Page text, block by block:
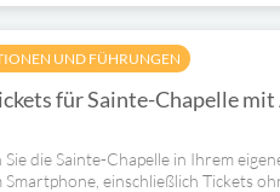
UND FÜHRUNGEN
für Sainte-Chapelle
Sie die Sainte-Chapelle in Ihrem
Smartphone, einschließlich Tickets